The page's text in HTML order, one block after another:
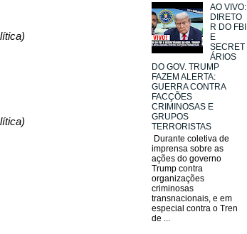
AO VIVO:
DIRETO
R DO FBI
E
SECRET
ÁRIOS
DO GOV. TRUMP
FAZEM ALERTA:
GUERRA CONTRA
FACÇÕES
CRIMINOSAS E
GRUPOS
TERRORISTAS
Durante coletiva de
imprensa sobre as
ações do governo
Trump contra
organizações
criminosas
transnacionais, e em
especial contra o Tren
de ...